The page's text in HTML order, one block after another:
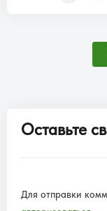
Оставьте
Для отправки